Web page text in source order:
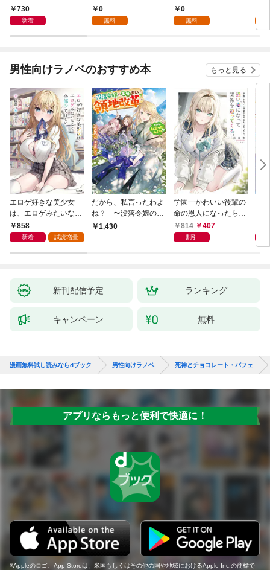
月号730
新着
0
無料
0
無料
男性向けラノベのおすすめ本 もっと見る
エロゲ好きな美少女
は、エロゲみたいなこ
と全部シてほしい【電
子ＳＳ特典付き】
858
新着 試読増量
だから、私言ったわよ
ね？ 〜没落令嬢の案
外楽しい領地改革〜
1,430
学園一かわいい後輩の
命の恩人になったら、
通い妻になって関係を
迫ってくる。
814 407
割引
新刊配信予定 ランキング
キャンペーン 無料
漫画無料試し読みならdブック 男性向けラノベ 死神とチョコレート・パフェ
アプリならもっと便利で快適に！
Appleのロゴ、App Storeは、米国もしくはその他の国や地域におけるApple Inc.の商標で